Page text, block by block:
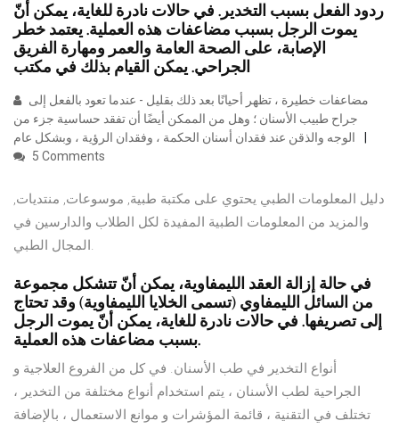
ردود الفعل بسبب التخدير. في حالات نادرة للغاية، يمكن أنّ
يموت الرجل بسبب مضاعفات هذه العملية. يعتمد خطر
الإصابة، على الصحة العامة والعمر ومهارة الفريق
الجراحي. يمكن القيام بذلك في مكتب
جراح طبيب الأسنان ؛ وهل من الممكن أيضًا أن تفقد حساسية جزء من
الوجه والذقن عند فقدان أسنان الحكمة ، وفقدان الرؤية ، وبشكل عام
5 Comments
دليل المعلومات الطبي يحتوي على مكتبة طبية, موسوعات, منتديات,
والمزيد من المعلومات الطبية المفيدة لكل الطلاب والدارسين في
المجال الطبي.
في حالة إزالة العقد الليمفاوية، يمكن أنّ تتشكل مجموعة
من السائل الليمفاوي (تسمى الخلايا الليمفاوية) وقد تحتاج
إلى تصريفها. في حالات نادرة للغاية، يمكن أنّ يموت الرجل
بسبب مضاعفات هذه العملية.
أنواع التخدير في طب الأسنان. في كل من الفروع العلاجية و
الجراحية لطب الأسنان ، يتم استخدام أنواع مختلفة من التخدير ،
تختلف في التقنية ، قائمة المؤشرات و موانع الاستعمال ، بالإضافة